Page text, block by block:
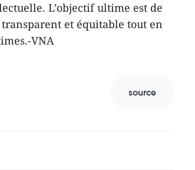
L’objectif ultime est de
et équitable tout en
VNA
source